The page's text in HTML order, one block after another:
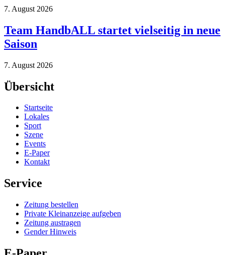
7. August 2026
Team HandbALL startet vielseitig in neue
Saison
7. August 2026
Übersicht
Startseite
Lokales
Sport
Szene
Events
E-Paper
Kontakt
Service
Zeitung bestellen
Private Kleinanzeige aufgeben
Zeitung austragen
Gender Hinweis